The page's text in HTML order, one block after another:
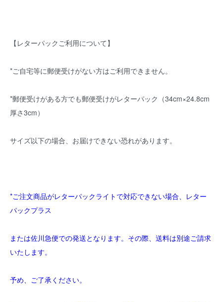
【レターパックご利用について】
*ご自宅等に郵便受けがない方はご利用できません。
*郵便受けがある方でも郵便受けがレターパック（34cm×24.8cm
厚さ3cm）
サイズ以下の場合、お届けできない恐れがあります。
*ご注文商品がレターパックライトで対応できない場合、レター
パックプラス
または佐川急便での発送となります。その際、送料は別途ご請求
いたします。
予め、ご了承ください。